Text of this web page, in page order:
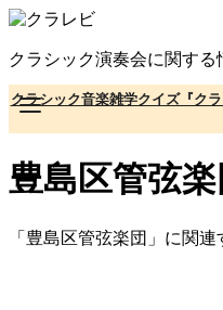
コ
テ
ン
ツ
へ
動
クラシック演奏会に関する
クラシック音楽雑学クイズ『ク
豊島区管弦楽
「豊島区管弦楽団」に関